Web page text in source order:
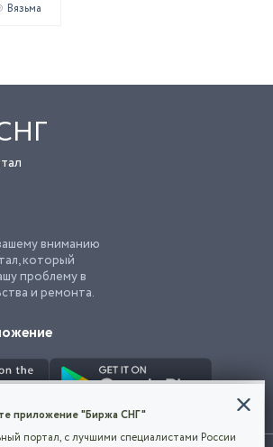
Вязьма
вниманию
который
проблему в
и ремонта.
cookie, чтобы сделать
приложение "Биржа СНГ"
портал, с лучшими специалистами России